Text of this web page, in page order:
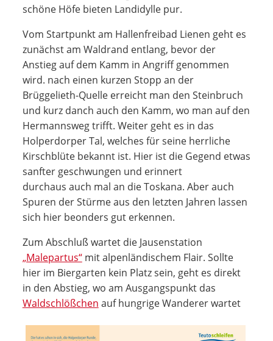
schöne Höfe bieten Landidylle pur.
Vom Startpunkt am Hallenfreibad Lienen geht es
zunächst am Waldrand entlang, bevor der
Anstieg auf dem Kamm in Angriff genommen
wird. nach einen kurzen Stopp an der
Brüggelieth-Quelle erreicht man den Steinbruch
und kurz danch auch den Kamm, wo man auf den
Hermannsweg trifft. Weiter geht es in das
Holperdorper Tal, welches für seine herrliche
Kirschblüte bekannt ist. Hier ist die Gegend etwas
sanfter geschwungen und erinnert
durchaus auch mal an die Toskana. Aber auch
Spuren der Stürme aus den letzten Jahren lassen
sich hier beonders gut erkennen.
Zum Abschluß wartet die Jausenstation
„Malepartus“mit alpenländischem Flair. Sollte
hier im Biergarten kein Platz sein, geht es direkt
in den Abstieg, wo am Ausgangspunkt das
Waldschlößchen auf hungrige Wanderer wartet